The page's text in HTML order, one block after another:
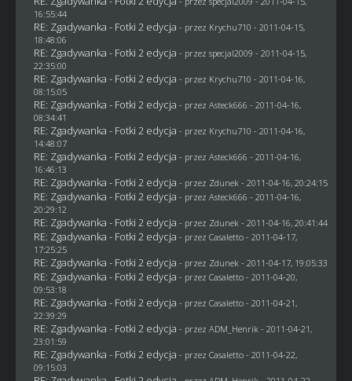
16:55:44
RE: Zgadywanka - Fotki 2 edycja - przez Krychu710 - 2011-04-15,
18:48:06
RE: Zgadywanka - Fotki 2 edycja - przez specjal2009 - 2011-04-15,
22:35:00
RE: Zgadywanka - Fotki 2 edycja - przez Krychu710 - 2011-04-16,
08:15:05
RE: Zgadywanka - Fotki 2 edycja - przez Asteck666 - 2011-04-16,
08:34:41
RE: Zgadywanka - Fotki 2 edycja - przez Krychu710 - 2011-04-16,
14:48:07
RE: Zgadywanka - Fotki 2 edycja - przez Asteck666 - 2011-04-16,
16:46:13
RE: Zgadywanka - Fotki 2 edycja - przez Zdunek - 2011-04-16, 20:24:15
RE: Zgadywanka - Fotki 2 edycja - przez Asteck666 - 2011-04-16,
20:29:12
RE: Zgadywanka - Fotki 2 edycja - przez Zdunek - 2011-04-16, 20:41:44
RE: Zgadywanka - Fotki 2 edycja - przez Casaletto- 2011-04-17,
17:25:25
RE: Zgadywanka - Fotki 2 edycja - przez Zdunek - 2011-04-17, 19:05:33
RE: Zgadywanka - Fotki 2 edycja - przez Casaletto- 2011-04-20,
09:53:18
RE: Zgadywanka - Fotki 2 edycja - przez Casaletto- 2011-04-21,
22:39:29
RE: Zgadywanka - Fotki 2 edycja - przez ADM_Henrik - 2011-04-21,
23:01:59
RE: Zgadywanka - Fotki 2 edycja - przez Casaletto- 2011-04-22,
09:15:03